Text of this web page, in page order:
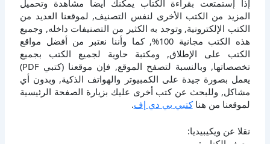
إذا إستمتعت بقراءة الكتاب يمكنك أيضاً مشاهدة وتحميل
المزيد من الكتب الأخرى لنفس التصنيف, لموقعنا العديد من
الكتب الإلكترونية, وتوجد به الكثير من التصنيفات داخله, وجميع
هذه الكتب مجانية 100%, كما وأننا نعتبر من أفضل مواقع
الكتب على الإطلاق, ومكتبة حاوية لجميع الكتب بجميع
تخصصاتها, وبالنسبة لتصفح الموقع, فإن موقعنا (كتبي PDF)
يعمل بصورة جيدة على الكمبيوتر والهواتف الذكية, وبدون أي
مشاكل, وللبحث عن كتب أخرى عليك بزيارة الصفحة الرئيسية
لموقعنا من هناكتبي بي دي إف.
نقلا عن ويكيبيديا: